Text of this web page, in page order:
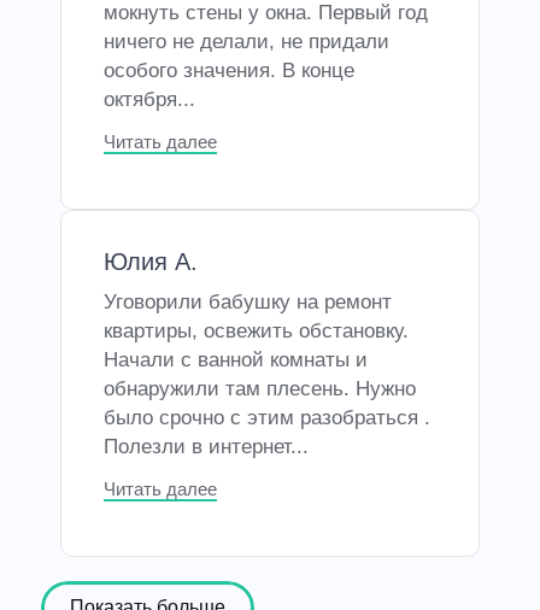
мокнуть стены у окна. Первый год
ничего не делали, не придали
особого значения. В конце
октября...
Читать далее
Юлия А.
Уговорили бабушку на ремонт
квартиры, освежить обстановку.
Начали с ванной комнаты и
обнаружили там плесень. Нужно
было срочно с этим разобраться .
Полезли в интернет...
Читать далее